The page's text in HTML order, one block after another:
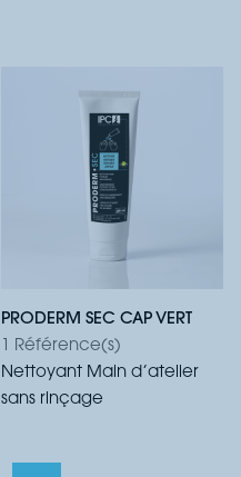
PRODERM SEC CAP VERT
1 Référence(s)
Nettoyant Main d’atelier
sans rinçage